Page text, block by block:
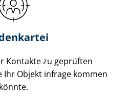
Kontakte zu geprüften
Ihr Objekt infrage kommen
könnte.